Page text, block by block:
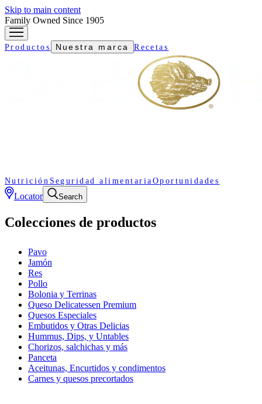
Skip to main content
Family Owned Since 1905
Productos Nuestra marca Recetas
Nutrición Seguridad alimentaria Oportunidades
Locator Search
Colecciones de productos
Pavo
Jamón
Res
Pollo
Bolonia y Terrinas
Queso Delicatessen Premium
Quesos Especiales
Embutidos y Otras Delicias
Hummus, Dips, y Untables
Chorizos, salchichas y más
Panceta
Aceitunas, Encurtidos y condimentos
Carnes y quesos precortados